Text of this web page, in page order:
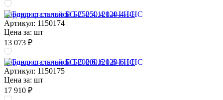
Бордюр стальной БС-250.4.120-4-I-НС
Артикул: 1150174
Цена за: шт
13 073 ₽
Бордюр стальной БС-200.6.120-6-I-НС
Артикул: 1150175
Цена за: шт
17 910 ₽